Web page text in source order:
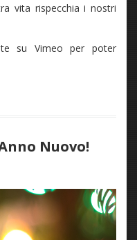
vita rispecchia i nostri
su Vimeo per poter
Nuovo!